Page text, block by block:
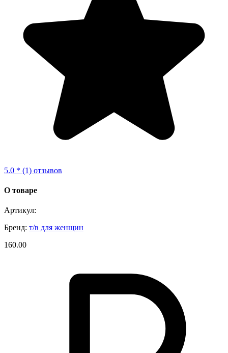
5.0 * (1) отзывов
О товаре
Артикул:
Бренд: т/в для женщин
160.00